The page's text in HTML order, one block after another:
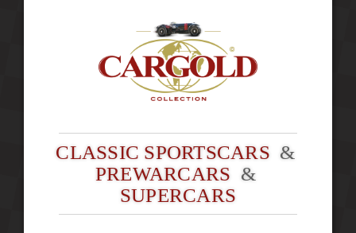
CLASSIC SPORTSCARS &
PREWARCARS &
SUPERCARS